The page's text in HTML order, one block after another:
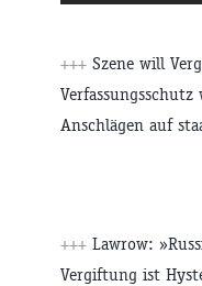
+++ Szene will
Anschlägen auf
+++ Lawrow:
Vergiftung ist